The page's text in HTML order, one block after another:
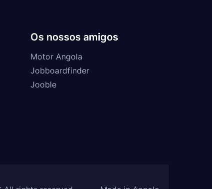
Os nossos amigos
Motor Angola
Jobboardfinder
Jooble